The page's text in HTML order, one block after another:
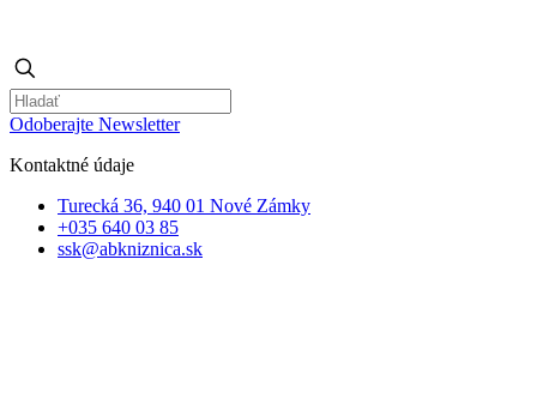
Odoberajte Newsletter
Kontaktné údaje
Turecká 36, 940 01 Nové Zámky
+035 640 03 85
ssk@abkniznica.sk